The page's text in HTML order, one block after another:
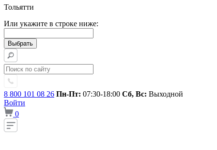
Тольятти
Или укажите в строке ниже:
8 800 101 08 26 Пн-Пт: 07:30-18:00 Сб, Вс: Выходной
Войти
0